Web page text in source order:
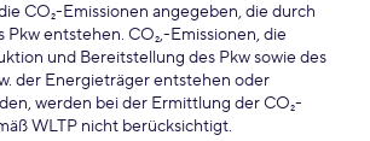
CO₂-Emissionen angegeben, die durch
Pkw entstehen. CO₂,-Emissionen, die
und Bereitstellung des Pkw sowie des
der Energieträger entstehen oder
werden bei der Ermittlung der CO₂-
WLTP nicht berücksichtigt.